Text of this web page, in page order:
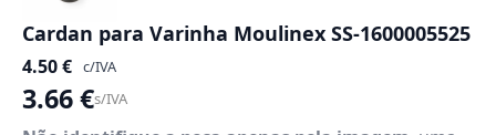
Cardan para Varinha Moulinex SS-1600005525
4.50€ c/IVA
3.66€s/IVA